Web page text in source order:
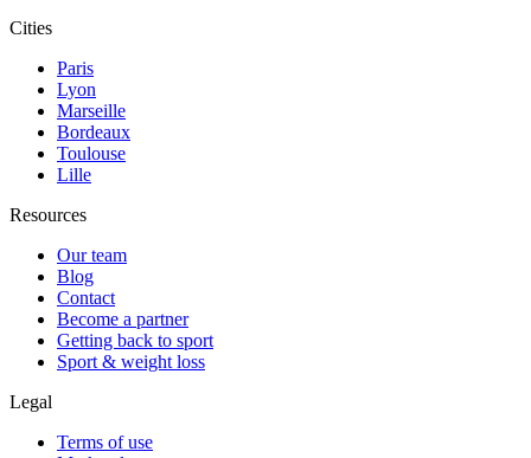
Cities
Paris
Lyon
Marseille
Bordeaux
Toulouse
Lille
Resources
Our team
Blog
Contact
Become a partner
Getting back to sport
Sport & weight loss
Legal
Terms of use